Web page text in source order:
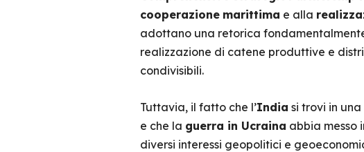
cooperazione marittima e alla
adottano una retorica
realizzazione di catene produttive e
condivisibili.
Tuttavia, il fatto che l’India si trovi in una
e che la guerra in Ucraina abbia messo
diversi interessi geopolitici e